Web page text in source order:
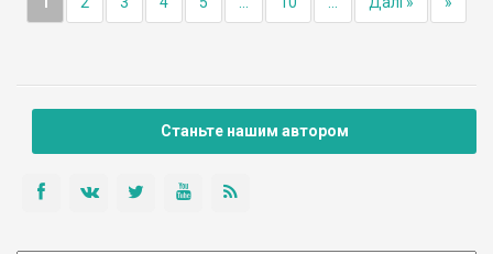
Станьте нашим автором